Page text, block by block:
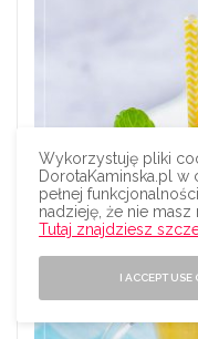
Wykorzystuję pliki
DorotaKaminska.pl w
pełnej
nadzieję, że nie masz
Tutaj znajdziesz
I ACCEPT USE